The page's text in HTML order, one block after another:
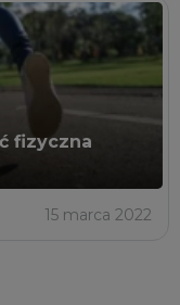
fizyczna
15 marca 2022